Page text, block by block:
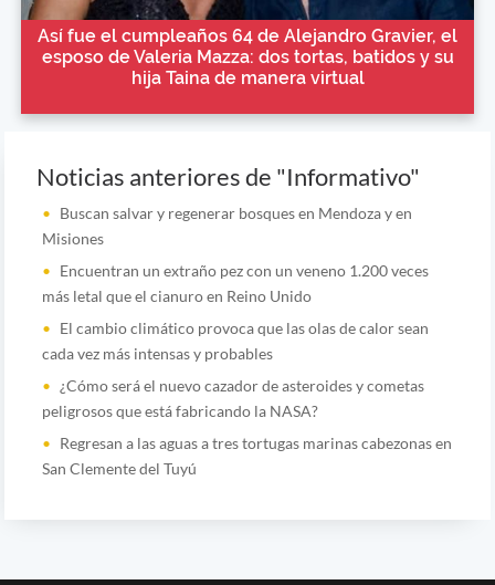
Así fue el cumpleaños 64 de Alejandro Gravier, el
esposo de Valeria Mazza: dos tortas, batidos y su
hija Taina de manera virtual
Noticias anteriores de "Informativo"
Buscan salvar y regenerar bosques en Mendoza y en
Misiones
Encuentran un extraño pez con un veneno 1.200 veces
más letal que el cianuro en Reino Unido
El cambio climático provoca que las olas de calor sean
cada vez más intensas y probables
¿Cómo será el nuevo cazador de asteroides y cometas
peligrosos que está fabricando la NASA?
Regresan a las aguas a tres tortugas marinas cabezonas en
San Clemente del Tuyú